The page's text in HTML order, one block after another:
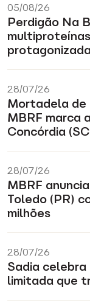
05/08/26
Perdigão Na
28/07/26
Mortadela de
MBRF marca
Concórdia
28/07/26
MBRF
Toledo (PR)
milhões
28/07/26
Sadia celebra
limitada que